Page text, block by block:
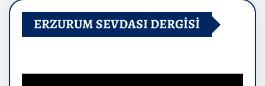
ERZURUM SEVDASI DERGİSİ